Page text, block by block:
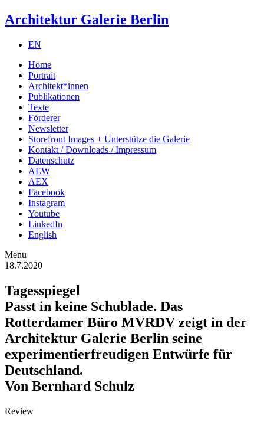
Architektur Galerie Berlin
EN
Home
Portrait
Architekt*innen
Publikationen
Texte
Förderer
Newsletter
Storefront Images + Unterstütze die Galerie
Kontakt / Downloads / Impressum
Datenschutz
AEW
AEX
Facebook
Instagram
Youtube
LinkedIn
English
Menu
18.7.2020
Tagesspiegel
Passt in keine Schublade. Das
Rotterdamer Büro MVRDV zeigt in der
Architektur Galerie Berlin seine
experimentierfreudigen Entwürfe für
Deutschland.
Von Bernhard Schulz
Review